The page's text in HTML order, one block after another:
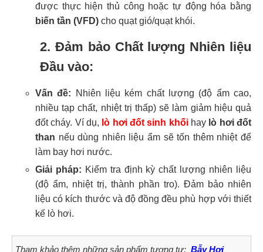
được thực hiện thủ công hoặc tự động hóa bằng
biến tần (VFD) cho quạt gió/quạt khói.
2. Đảm bảo Chất lượng Nhiên liệu
Đầu vào:
Vấn đề: Nhiên liệu kém chất lượng (độ ẩm cao,
nhiều tạp chất, nhiệt trị thấp) sẽ làm giảm hiệu quả
đốt cháy. Ví dụ, lò hơi đốt sinh khốihay lò hơi đốt
than nếu dùng nhiên liệu ẩm sẽ tốn thêm nhiệt để
làm bay hơi nước.
Giải pháp: Kiểm tra định kỳ chất lượng nhiên liệu
(độ ẩm, nhiệt trị, thành phần tro). Đảm bảo nhiên
liệu có kích thước và độ đồng đều phù hợp với thiết
kế lò hơi.
Tham khảo thêm những sản phẩm tương tự: Bẫy Hơi